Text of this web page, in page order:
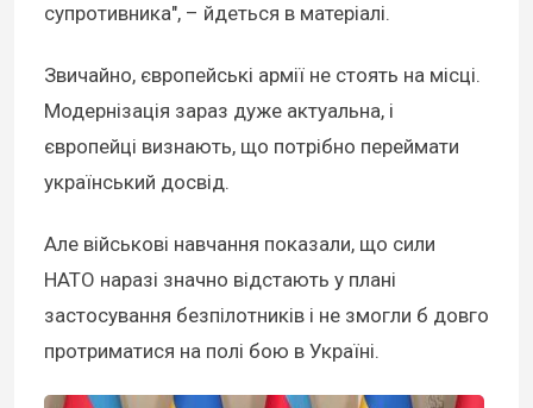
супротивника", – йдеться в матеріалі.
Звичайно, європейські армії не стоять на місці.
Модернізація зараз дуже актуальна, і
європейці визнають, що потрібно переймати
український досвід.
Але військові навчання показали, що сили
НАТО наразі значно відстають у плані
застосування безпілотників і не змогли б довго
протриматися на полі бою в Україні.